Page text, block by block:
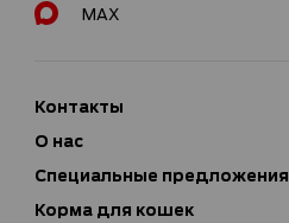
MAX
Контакты
О нас
Специальные предложения
Корма для кошек